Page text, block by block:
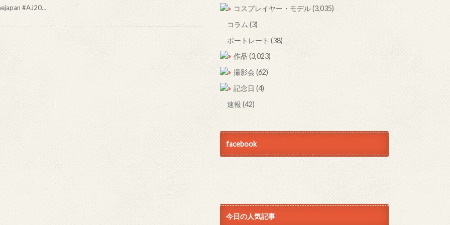
#AJ20…
コスプレイヤー・モデル(3,035)
コラム (3)
ポートレート (38)
作品 (3,023)
撮影会 (62)
記念日 (4)
速報 (42)
facebook
今日の人気記事